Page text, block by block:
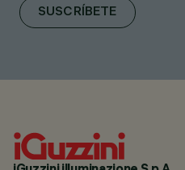
SUSCRÍBETE